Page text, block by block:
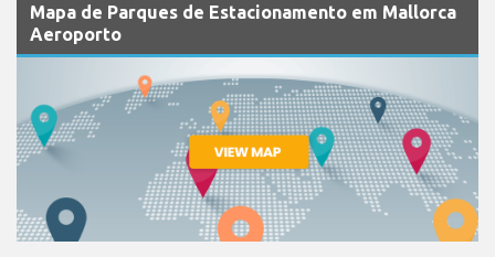
Mapa de Parques de Estacionamento em Mallorca
Aeroporto